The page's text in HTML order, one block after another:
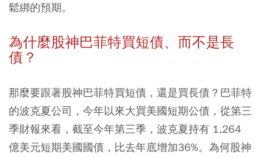
鬆綁的預期。
為什麼股神巴菲特買短債、而不是長
債？
那麼要跟著股神巴菲特買短債，還是買長債？巴菲特
的波克夏公司，今年以來大買美國短期公債，從第三
季財報來看，截至今年第三季，波克夏持有 1,264
億美元短期美國國債，比去年底增加36%。為何股神